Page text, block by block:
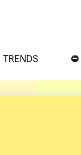
TRENDS